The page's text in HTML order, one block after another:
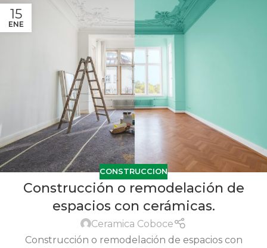
15
ENE
CONSTRUCCION
Construcción o remodelación de
espacios con cerámicas.
Ceramica Coboce
Construcción o remodelación de espacios con